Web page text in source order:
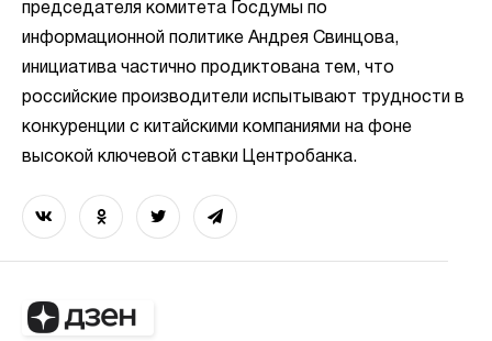
председателя комитета Госдумы по
информационной политике Андрея Свинцова,
инициатива частично продиктована тем, что
российские производители испытывают трудности в
конкуренции с китайскими компаниями на фоне
высокой ключевой ставки Центробанка.